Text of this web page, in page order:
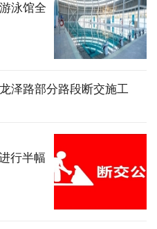
泳馆全
泽路部分路段断交施工
行半幅